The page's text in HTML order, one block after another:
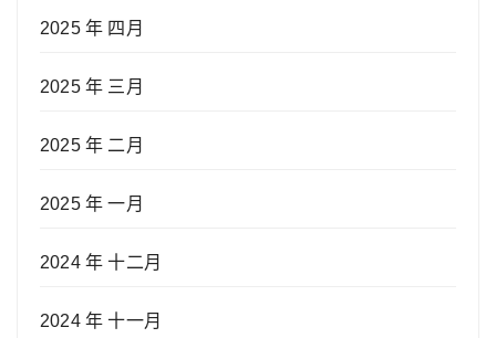
2025 年 四月
2025 年 三月
2025 年 二月
2025 年 一月
2024 年 十二月
2024 年 十一月